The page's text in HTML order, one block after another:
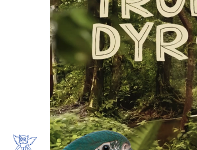
Kammeraterne Fra Kalkriget
RO-BUDDY
Fantasi og havmagi
Monstersej talmagi
Liv på landet
Forårets forunderlige fauna
Vild.Vildere.Videnskab